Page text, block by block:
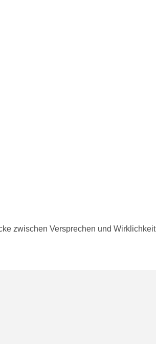
zwischen Versprechen und Wirklichkeit